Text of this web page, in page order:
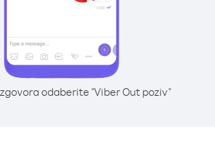
odaberite "Viber Out poziv"